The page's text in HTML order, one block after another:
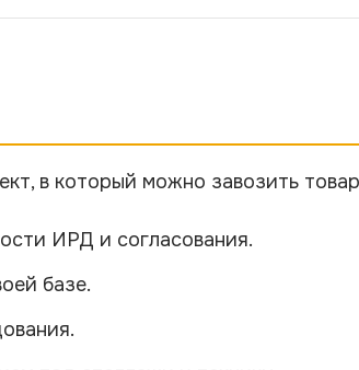
в который можно завозить
ИРД и согласования.
базе.